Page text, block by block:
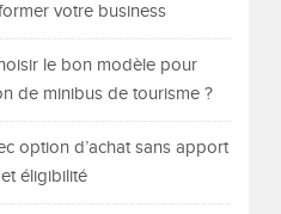
votre business
le bon modèle pour
de minibus de tourisme ?
option d’achat sans apport
éligibilité